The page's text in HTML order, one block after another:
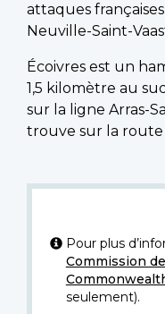
attaques
Neuville-Saint-
Écoivres est un
1,5 kilomètre au
sur la ligne Arras-
trouve sur la route
Pour plus
Commission
seulement).